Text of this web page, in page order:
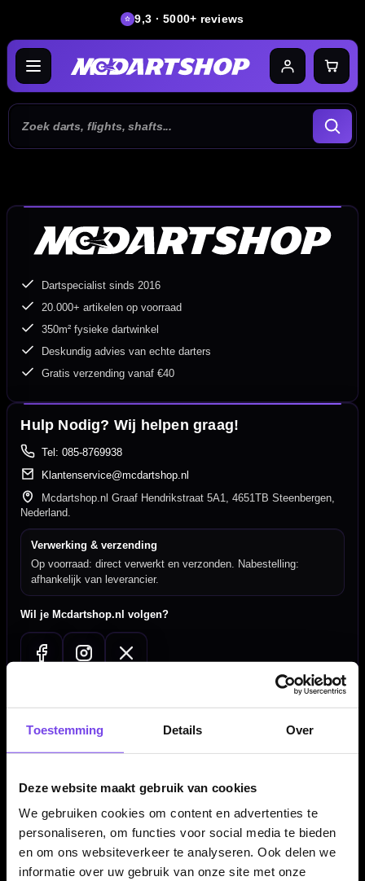
Toestemming Details Over
Deze website maakt gebruik van cookies
We gebruiken cookies om content en advertenties te
personaliseren, om functies voor social media te bieden
en om ons websiteverkeer te analyseren. Ook delen we
informatie over uw gebruik van onze site met onze
9,3 · 5000+ reviews
Dartspecialist sinds 2016
20.000+ artikelen op voorraad
350m² fysieke dartwinkel
Deskundig advies van echte darters
Gratis verzending vanaf €40
Hulp Nodig? Wij helpen graag!
Tel: 085-8769938
Klantenservice@mcdartshop.nl
Mcdartshop.nl Graaf Hendrikstraat 5A1, 4651TB Steenbergen,
Nederland.
Verwerking & verzending
Op voorraad: direct verwerkt en verzonden. Nabestelling:
afhankelijk van leverancier.
Wil je Mcdartshop.nl volgen?
Handige links
Verzendingen
Retouren en Ruilen
Garantie en Klachten